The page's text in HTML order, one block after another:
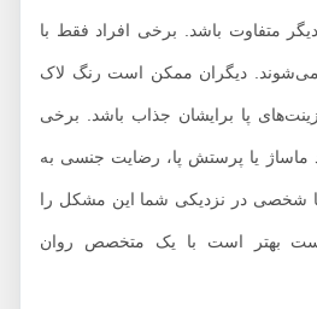
باشد. برخی افراد فقط با
دیگران ممکن است رنگ لاک
پا برایشان جذاب باشد. برخی
یا پرستش پا، رضایت جنسی به
در نزدیکی شما این مشکل را
بهتر است با یک متخصص روان